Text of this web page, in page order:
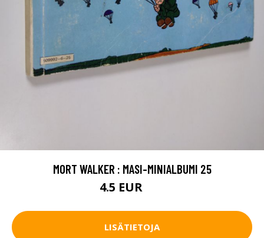
MORT WALKER : MASI-MINIALBUMI 25
4.5 EUR
LISÄTIETOJA